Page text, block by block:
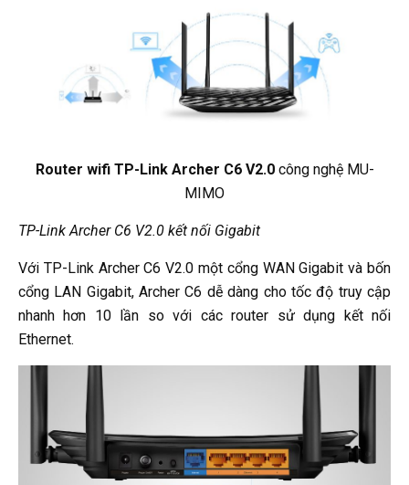
Router wifi TP-Link Archer C6 V2.0công nghệ MU-
MIMO
TP-Link Archer C6 V2.0 kết nối Gigabit
Với TP-Link Archer C6 V2.0 một cổng WAN Gigabit và bốn
cổng LAN Gigabit, Archer C6 dễ dàng cho tốc độ truy cập
nhanh hơn 10 lần so với các router sử dụng kết nối
Ethernet.